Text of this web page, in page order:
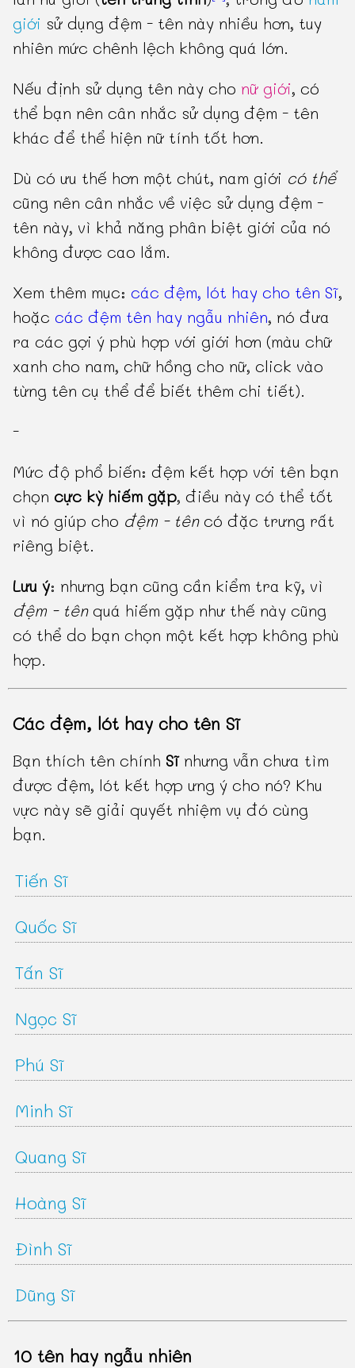
giới sử dụng đệm - tên này nhiều hơn, tuy
nhiên mức chênh lệch không quá lớn.
Nếu định sử dụng tên này cho nữ giới, có
thể bạn nên cân nhắc sử dụng đệm - tên
khác để thể hiện nữ tính tốt hơn.
Dù có ưu thế hơn một chút, nam giới có thể
cũng nên cân nhắc về việc sử dụng đệm -
tên này, vì khả năng phân biệt giới của nó
không được cao lắm.
Xem thêm mục: các đệm, lót hay cho tên Sĩ,
hoặc các đệm tên hay ngẫu nhiên, nó đưa
ra các gợi ý phù hợp với giới hơn (màu chữ
xanh cho nam, chữ hồng cho nữ, click vào
từng tên cụ thể để biết thêm chi tiết).
-
Mức độ phổ biến: đệm kết hợp với tên bạn
chọn cực kỳ hiếm gặp, điều này có thể tốt
vì nó giúp cho đệm - têncó đặc trưng rất
riêng biệt.
Lưu ý: nhưng bạn cũng cần kiểm tra kỹ, vì
đệm - tênquá hiếm gặp như thế này cũng
có thể do bạn chọn một kết hợp không phù
hợp.
Các đệm, lót hay cho tên Sĩ
Bạn thích tên chính Sĩnhưng vẫn chưa tìm
được đệm, lót kết hợp ưng ý cho nó? Khu
vực này sẽ giải quyết nhiệm vụ đó cùng
bạn.
Tiến Sĩ
Quốc Sĩ
Tấn Sĩ
Ngọc Sĩ
Phú Sĩ
Minh Sĩ
Quang Sĩ
Hoàng Sĩ
Đình Sĩ
Dũng Sĩ
10 tên hay ngẫu nhiên